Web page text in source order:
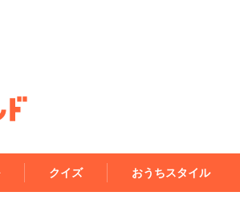
クイズ おうちスタイル